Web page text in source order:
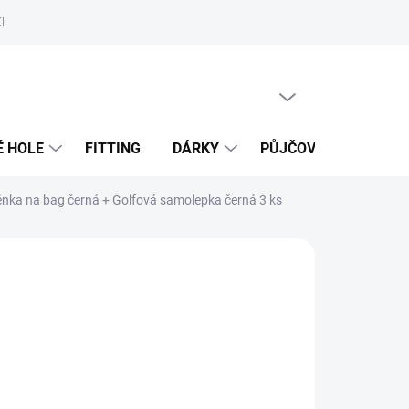
4 INDOOR
HOLE FITTING DÁRKY PŮJČOVNA
na bag černá + Golfová samolepka černá 3 ks